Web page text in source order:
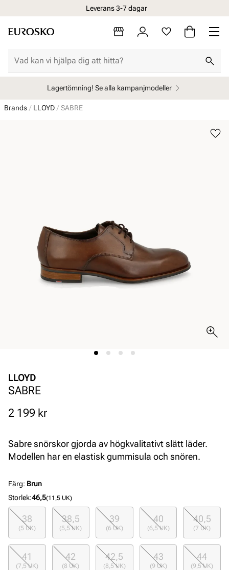
Leverans 3-7 dagar
Lagertömning! Se alla kampanjmodeller
Brands LLOYD SABRE
LLOYD
SABRE
Pris
2 199 kr
Sabre snörskor gjorda av högkvalitativt slätt läder.
Modellen har en elastisk gummisula och snören.
Färg: Brun
Storlek:46,5(11,5 UK)
38
(5 UK)
38,5
(5,5 UK)
39
(6 UK)
40
(6,5 UK)
40,5
(7 UK)
41
(7,5 UK)
42
(8 UK)
42,5
(8,5 UK)
43
(9 UK)
44
(9,5 UK)